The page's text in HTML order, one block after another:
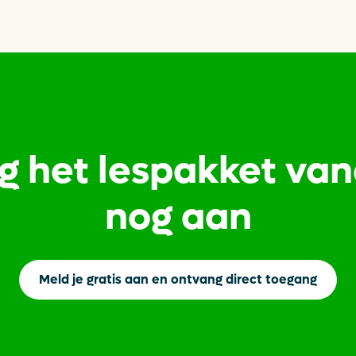
het lespakket
nog aan
Meld je gratis aan en ontvang direct toegang
Opens in a new tab